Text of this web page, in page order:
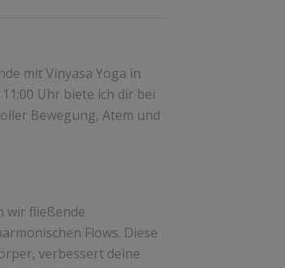
mit Vinyasa Yoga in
Uhr biete ich dir bei
Bewegung, Atem und
wir fließende
Flows. Diese
verbessert deine